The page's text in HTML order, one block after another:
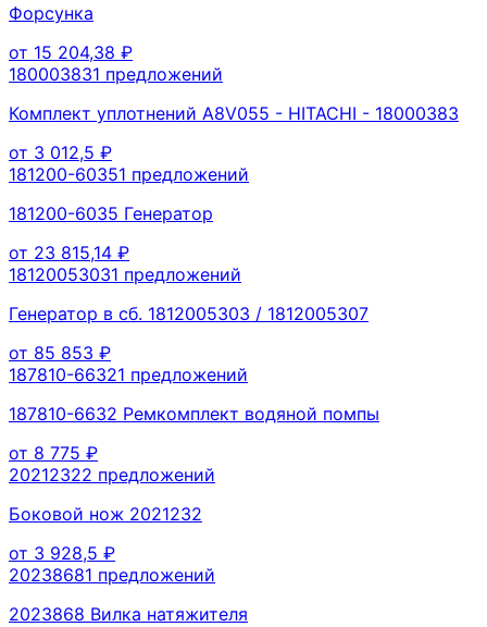
Форсунка
от 15 204,38 ₽
180003831 предложений
Комплект уплотнений A8V055 - HITACHI - 18000383
от 3 012,5 ₽
181200-60351 предложений
181200-6035 Генератор
от 23 815,14 ₽
18120053031 предложений
Генератор в сб. 1812005303 / 1812005307
от 85 853 ₽
187810-66321 предложений
187810-6632 Ремкомплект водяной помпы
от 8 775 ₽
20212322 предложений
Боковой нож 2021232
от 3 928,5 ₽
20238681 предложений
2023868 Вилка натяжителя